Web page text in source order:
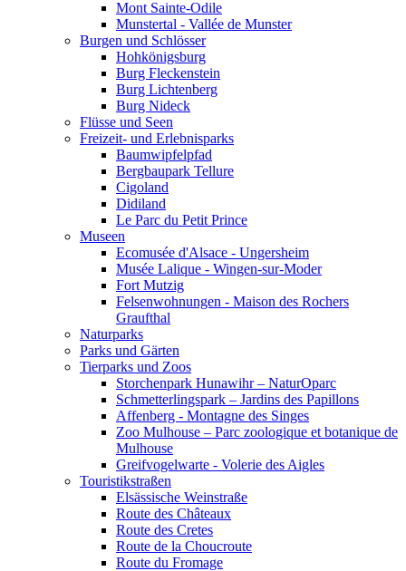
Mont Sainte-Odile
Munstertal - Vallée de Munster
Burgen und Schlösser
Hohkönigsburg
Burg Fleckenstein
Burg Lichtenberg
Burg Nideck
Flüsse und Seen
Freizeit- und Erlebnisparks
Baumwipfelpfad
Bergbaupark Tellure
Cigoland
Didiland
Le Parc du Petit Prince
Museen
Ecomusée d'Alsace - Ungersheim
Musée Lalique - Wingen-sur-Moder
Fort Mutzig
Felsenwohnungen - Maison des Rochers
Graufthal
Naturparks
Parks und Gärten
Tierparks und Zoos
Storchenpark Hunawihr – NaturOparc
Schmetterlingspark – Jardins des Papillons
Affenberg - Montagne des Singes
Zoo Mulhouse – Parc zoologique et botanique de
Mulhouse
Greifvogelwarte - Volerie des Aigles
Touristikstraßen
Elsässische Weinstraße
Route des Châteaux
Route des Cretes
Route de la Choucroute
Route du Fromage